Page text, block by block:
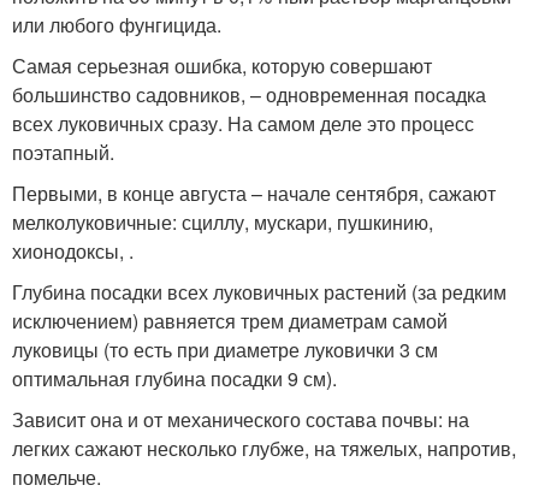
или любого фунгицида.
Самая серьезная ошибка, которую совершают
большинство садовников, – одновременная посадка
всех луковичных сразу. На самом деле это процесс
поэтапный.
Первыми, в конце августа – начале сентября, сажают
мелколуковичные: сциллу, мускари, пушкинию,
хионодоксы, .
Глубина посадки всех луковичных растений (за редким
исключением) равняется трем диаметрам самой
луковицы (то есть при диаметре луковички 3 см
оптимальная глубина посадки 9 см).
Зависит она и от механического состава почвы: на
легких сажают несколько глубже, на тяжелых, напротив,
помельче.